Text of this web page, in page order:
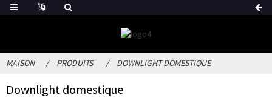
MAISON PRODUITS DOWNLIGHT DOMESTIQUE
Downlight domestique